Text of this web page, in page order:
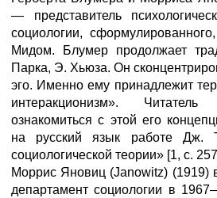
— представитель
социологии,
Мидом. Блумер продолжает
Парка, Э. Хьюза. Он
эго. Именно ему принадлежит
интеракционизм».
ознакомиться с этой его
на русский язык работе Дж.
социологической теории» [1, с.
Моррис Яновиц (Janowitz) (1919)
департамент социологии в